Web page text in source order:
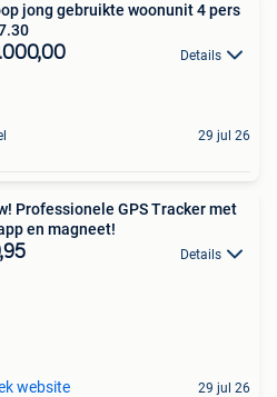
jong gebruikte woonunit 4 pers
Details
29 jul 26
Professionele GPS Tracker met
en magneet!
Details
website 29 jul 26